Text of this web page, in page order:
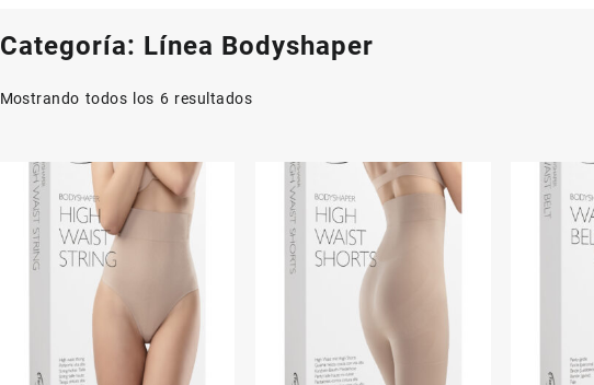
Categoría: Línea Bodyshaper
Mostrando todos los 6 resultados